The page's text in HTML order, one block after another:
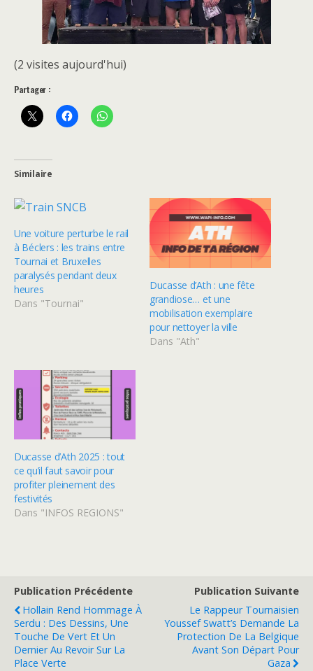
(2 visites aujourd'hui)
Partager :
Similaire
Une voiture perturbe le rail
à Béclers : les trains entre
Tournai et Bruxelles
paralysés pendant deux
heures
Dans "Tournai"
Ducasse d’Ath : une fête
grandiose… et une
mobilisation exemplaire
pour nettoyer la ville
Dans "Ath"
Ducasse d’Ath 2025 : tout
ce qu’il faut savoir pour
profiter pleinement des
festivités
Dans "INFOS REGIONS"
Publication Précédente
Hollain Rend Hommage À
Serdu : Des Dessins, Une
Touche De Vert Et Un
Dernier Au Revoir Sur La
Place Verte
Publication Suivante
Le Rappeur Tournaisien
Youssef Swatt’s Demande La
Protection De La Belgique
Avant Son Départ Pour
Gaza